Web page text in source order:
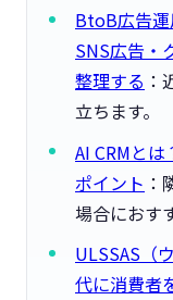
BtoB広告運
SNS広告・
整理する ：
立ちます。
AI CRMと
ポイント ：
場合におす
ULSSAS（
代に消費者